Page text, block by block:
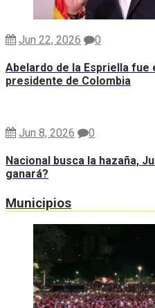
Jun 22, 2026 0
Abelardo de la Espriella fue
presidente de Colombia
Jun 8, 2026 0
Nacional busca la hazaña,
ganará?
Municipios